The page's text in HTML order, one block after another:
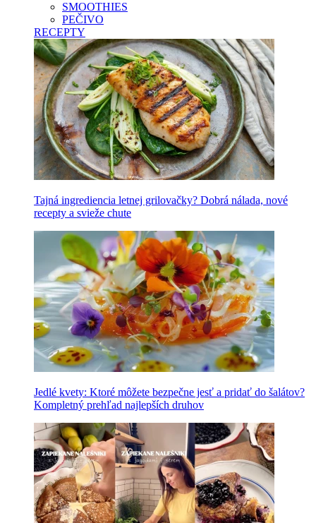
SMOOTHIES
PEČIVO
RECEPTY
Tajná ingrediencia letnej grilovačky? Dobrá nálada, nové
recepty a svieže chute
Jedlé kvety: Ktoré môžete bezpečne jesť a pridať do šalátov?
Kompletný prehľad najlepších druhov